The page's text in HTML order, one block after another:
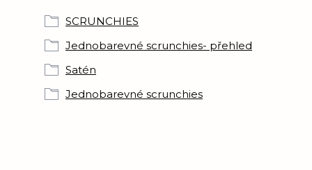
SCRUNCHIES
Jednobarevné scrunchies- přehled
Satén
Jednobarevné scrunchies